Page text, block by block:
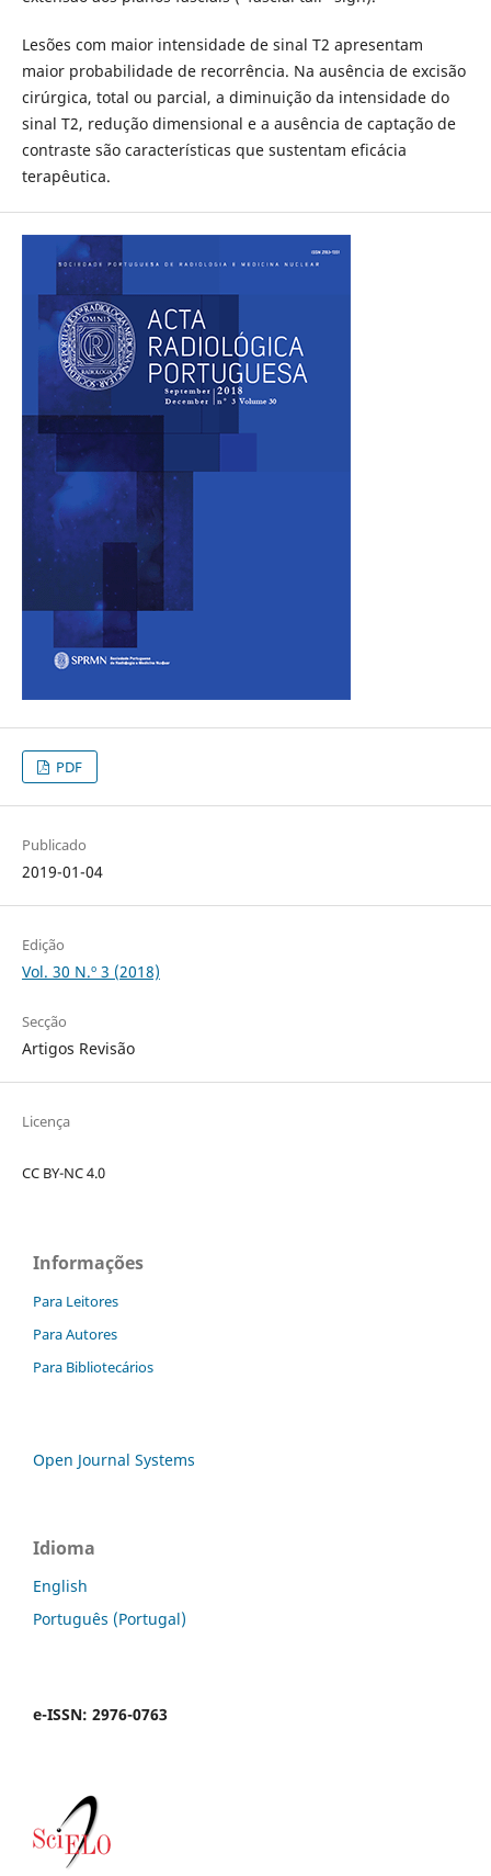
Lesões com maior intensidade de sinal T2 apresentam
maior probabilidade de recorrência. Na ausência de excisão
cirúrgica, total ou parcial, a diminuição da intensidade do
sinal T2, redução dimensional e a ausência de captação de
contraste são características que sustentam eficácia
terapêutica.
PDF
Publicado
2019-01-04
Edição
Vol. 30 N.º 3 (2018)
Secção
Artigos Revisão
Licença
CC BY-NC 4.0
Informações
Para Leitores
Para Autores
Para Bibliotecários
Open Journal Systems
Idioma
English
Português (Portugal)
e-ISSN: 2976-0763